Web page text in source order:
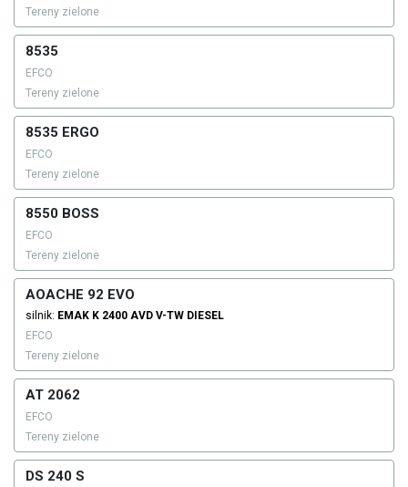
Tereny zielone
8535
EFCO
Tereny zielone
8535 ERGO
EFCO
Tereny zielone
8550 BOSS
EFCO
Tereny zielone
AOACHE 92 EVO
silnik: EMAK K 2400 AVD V-TW DIESEL
EFCO
Tereny zielone
AT 2062
EFCO
Tereny zielone
DS 240 S